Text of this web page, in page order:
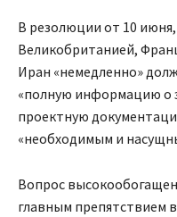
В резолюции от 10
Великобританией,
Иран «немедленно»
«полную информацию о
проектную
«необходимым и
Вопрос
главным препятствием